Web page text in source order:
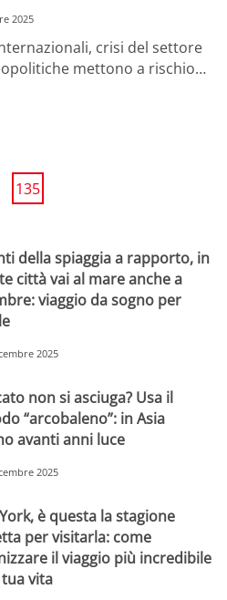
2025
crisi del settore
mettono a rischio…
135
della spiaggia a rapporto, in
città vai al mare anche a
viaggio da sogno per
2025
non si asciuga? Usa il
“arcobaleno”: in Asia
avanti anni luce
2025
è questa la stagione
per visitarla: come
il viaggio più incredibile
vita